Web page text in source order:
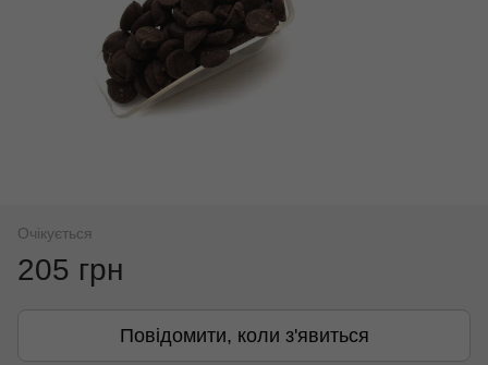
Очікується
205 грн
Повідомити, коли з'явиться